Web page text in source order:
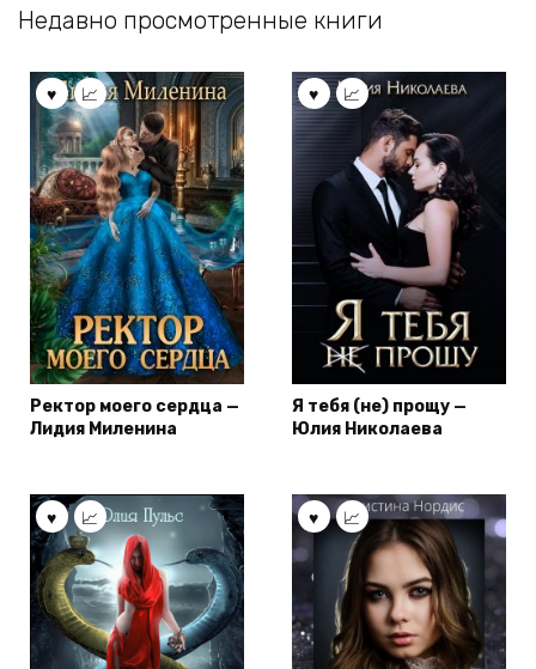
Недавно просмотренные книги
Ректор моего сердца —
Лидия Миленина
Я тебя (не) прощу —
Юлия Николаева